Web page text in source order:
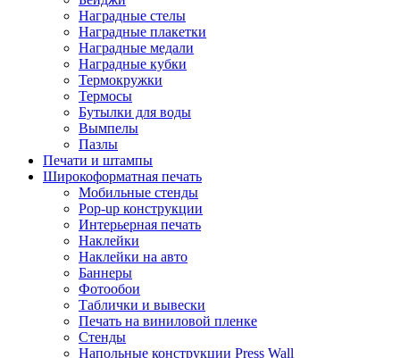
Наградные стелы
Наградные плакетки
Наградные медали
Наградные кубки
Термокружки
Термосы
Бутылки для воды
Вымпелы
Пазлы
Печати и штампы
Широкоформатная печать
Мобильные стенды
Pop-up конструкции
Интерьерная печать
Наклейки
Наклейки на авто
Баннеры
Фотообои
Таблички и вывески
Печать на виниловой пленке
Стенды
Напольные конструкции Press Wall